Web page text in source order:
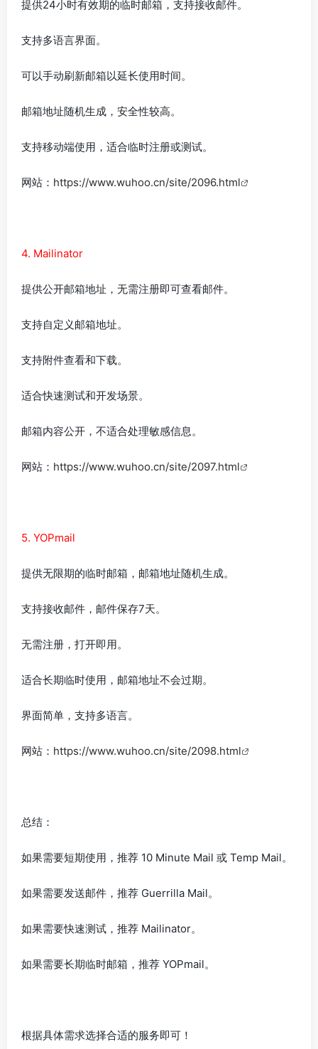
提供24小时有效期的临时邮箱，支持接收邮件。
支持多语言界面。
可以手动刷新邮箱以延长使用时间。
邮箱地址随机生成，安全性较高。
支持移动端使用，适合临时注册或测试。
网站： https://www.wuhoo.cn/site/2096.html
4. Mailinator
提供公开邮箱地址，无需注册即可查看邮件。
支持自定义邮箱地址。
支持附件查看和下载。
适合快速测试和开发场景。
邮箱内容公开，不适合处理敏感信息。
网站： https://www.wuhoo.cn/site/2097.html
5. YOPmail
提供无限期的临时邮箱，邮箱地址随机生成。
支持接收邮件，邮件保存7天。
无需注册，打开即用。
适合长期临时使用，邮箱地址不会过期。
界面简单，支持多语言。
网站： https://www.wuhoo.cn/site/2098.html
总结：
如果需要短期使用，推荐 10 Minute Mail 或 Temp Mail。
如果需要发送邮件，推荐 Guerrilla Mail。
如果需要快速测试，推荐 Mailinator。
如果需要长期临时邮箱，推荐 YOPmail。
根据具体需求选择合适的服务即可！